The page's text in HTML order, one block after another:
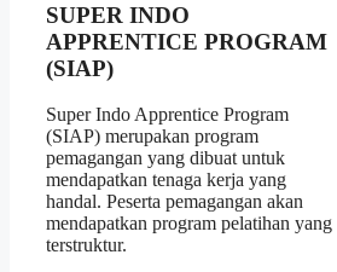
SUPER INDO
APPRENTICE PROGRAM
(SIAP)
Super Indo Apprentice Program
(SIAP) merupakan program
pemagangan yang dibuat untuk
mendapatkan tenaga kerja yang
handal. Peserta pemagangan akan
mendapatkan program pelatihan yang
terstruktur.